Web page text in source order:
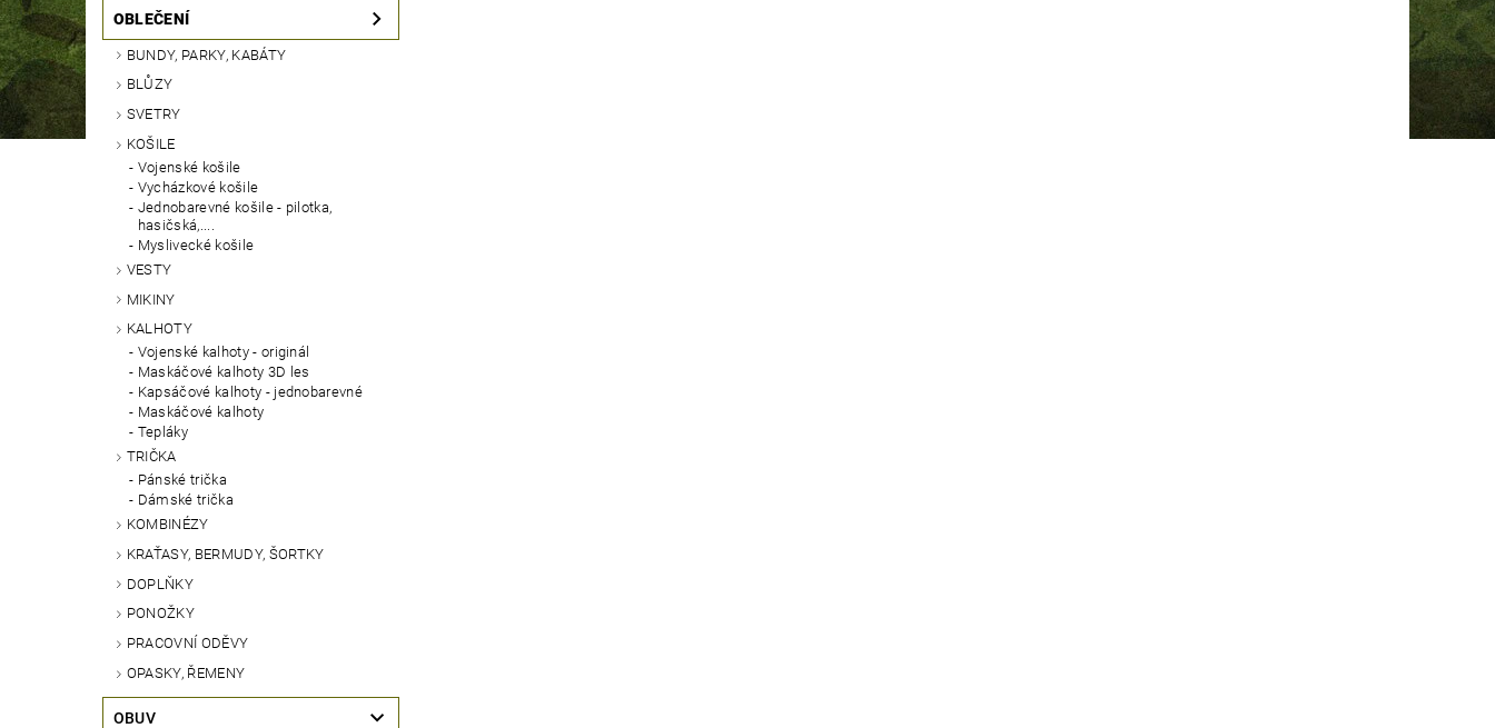
OBLEČENÍ
BUNDY, PARKY, KABÁTY
BLŮZY
SVETRY
KOŠILE
Vojenské košile
Vycházkové košile
Jednobarevné košile - pilotka,
hasičská,....
Myslivecké košile
VESTY
MIKINY
KALHOTY
Vojenské kalhoty - originál
Maskáčové kalhoty 3D les
Kapsáčové kalhoty - jednobarevné
Maskáčové kalhoty
Tepláky
TRIČKA
Pánské trička
Dámské trička
KOMBINÉZY
KRAŤASY, BERMUDY, ŠORTKY
DOPLŇKY
PONOŽKY
PRACOVNÍ ODĚVY
OPASKY, ŘEMENY
OBUV